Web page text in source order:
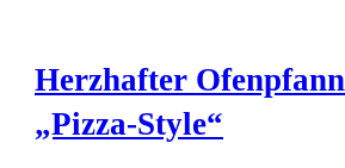
Herzhafter
„Pizza-Style“